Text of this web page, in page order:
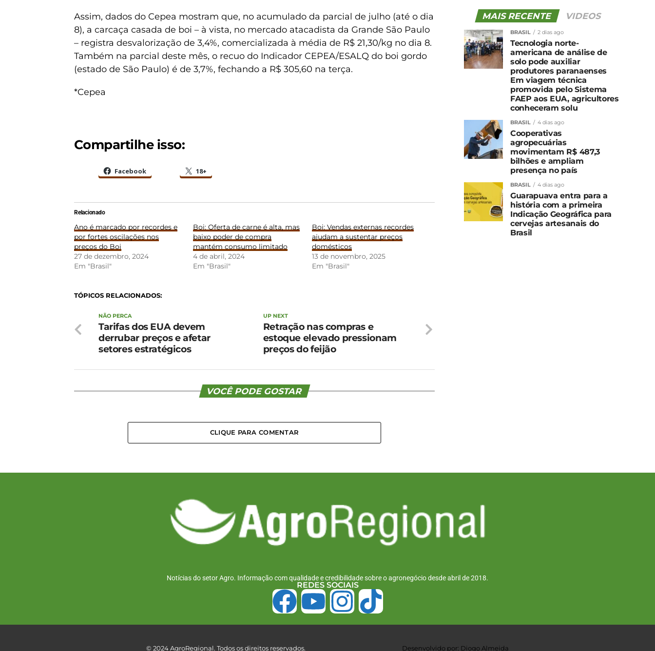
Assim, dados do Cepea mostram que, no acumulado da parcial de julho (até o dia
8), a carcaça casada de boi – à vista, no mercado atacadista da Grande São Paulo
– registra desvalorização de 3,4%, comercializada à média de R$ 21,30/kg no dia 8.
Também na parcial deste mês, o recuo do Indicador CEPEA/ESALQ do boi gordo
(estado de São Paulo) é de 3,7%, fechando a R$ 305,60 na terça.
*Cepea
Compartilhe isso:
Facebook 18+
Relacionado
Ano é marcado por recordes e
por fortes oscilações nos
preços do Boi
27 de dezembro, 2024
Em "Brasil"
Boi: Oferta de carne é alta, mas
baixo poder de compra
mantém consumo limitado
4 de abril, 2024
Em "Brasil"
Boi: Vendas externas recordes
ajudam a sustentar preços
domésticos
13 de novembro, 2025
Em "Brasil"
TÓPICOS RELACIONADOS:
UP NEXT
Retração nas compras e
estoque elevado pressionam
preços do feijão
NÃO PERCA
Tarifas dos EUA devem
derrubar preços e afetar
setores estratégicos
VOCÊ PODE GOSTAR
CLIQUE PARA COMENTAR
MAIS RECENTE VIDEOS
BRASIL 2 dias ago
Tecnologia norte-
americana de análise de
solo pode auxiliar
produtores paranaenses
Em viagem técnica
promovida pelo Sistema
FAEP aos EUA, agricultores
conheceram solu
BRASIL 4 dias ago
Cooperativas
agropecuárias
movimentam R$ 487,3
bilhões e ampliam
presença no país
BRASIL 4 dias ago
Guarapuava entra para a
história com a primeira
Indicação Geográfica para
cervejas artesanais do
Brasil
Notícias do setor Agro. Informação com qualidade e credibilidade sobre o agronegócio desde abril de 2018.
REDES SOCIAIS
© 2024 AgroRegional. Todos os direitos reservados. Desenvolvido por: Diogo Almeida